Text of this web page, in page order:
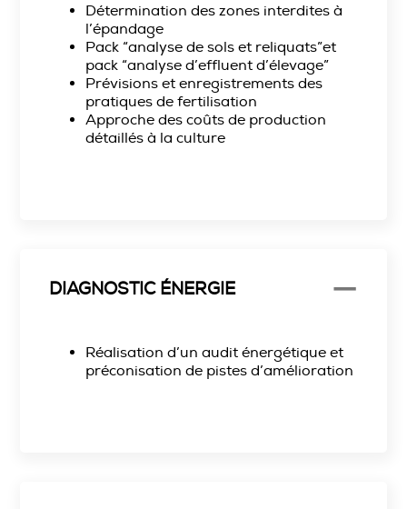
Détermination des zones interdites à
l’épandage
Pack “analyse de sols et reliquats”et
pack “analyse d’effluent d’élevage”
Prévisions et enregistrements des
pratiques de fertilisation
Approche des coûts de production
détaillés à la culture
DIAGNOSTIC ÉNERGIE
Réalisation d’un audit énergétique et
préconisation de pistes d’amélioration